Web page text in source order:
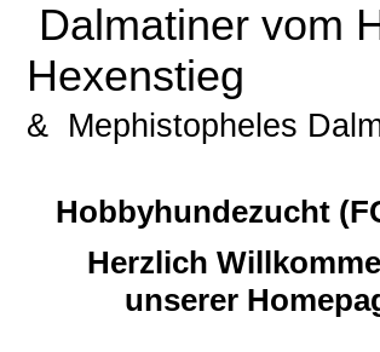
Dalmatiner vom
Hexenstieg
& Mephistopheles
Hobbyhundezucht
Herzlich
unserer